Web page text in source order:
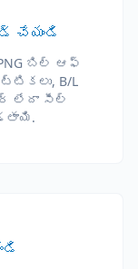
చేయండి
బిల్ ఆఫ్
B/L
లేదా సీల్